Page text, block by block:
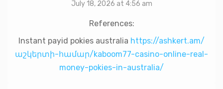
July 18, 2026 at 4:56 am
References:
Instant payid pokies australia https://ashkert.am/
աշկերտի-համար/kaboom77-casino-online-real-
money-pokies-in-australia/